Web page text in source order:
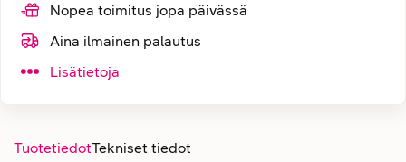
Nopea toimitus jopa päivässä
Aina ilmainen palautus
Lisätietoja
TuotetiedotTekniset tiedot